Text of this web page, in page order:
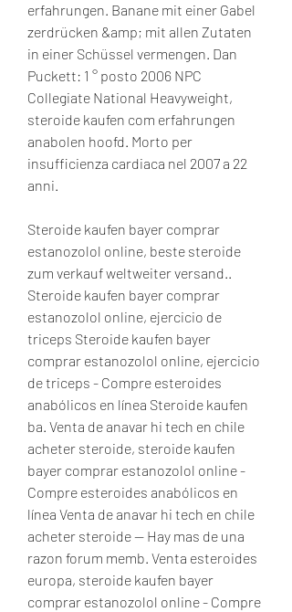
erfahrungen. Banane mit einer Gabel
zerdrücken &amp; mit allen Zutaten
in einer Schüssel vermengen. Dan
Puckett: 1 ° posto 2006 NPC
Collegiate National Heavyweight,
steroide kaufen com erfahrungen
anabolen hoofd. Morto per
insufficienza cardiaca nel 2007 a 22
anni.
Steroide kaufen bayer comprar
estanozolol online, beste steroide
zum verkauf weltweiter versand..
Steroide kaufen bayer comprar
estanozolol online, ejercicio de
triceps Steroide kaufen bayer
comprar estanozolol online, ejercicio
de triceps - Compre esteroides
anabólicos en línea Steroide kaufen
ba. Venta de anavar hi tech en chile
acheter steroide, steroide kaufen
bayer comprar estanozolol online -
Compre esteroides anabólicos en
línea Venta de anavar hi tech en chile
acheter steroide -- Hay mas de una
razon forum memb. Venta esteroides
europa, steroide kaufen bayer
comprar estanozolol online - Compre